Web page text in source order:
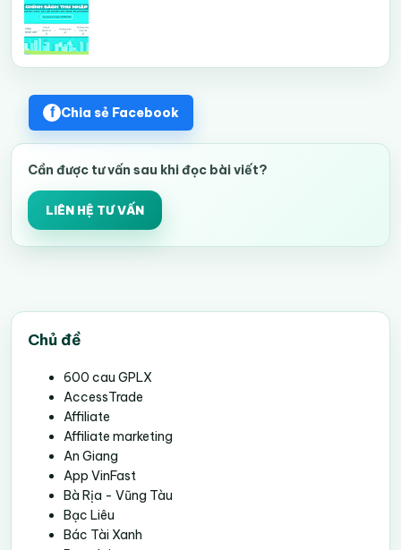
Chia sẻ Facebook
Cần được tư vấn sau khi đọc bài viết?
LIÊN HỆ TƯ VẤN
Chủ đề
600 cau GPLX
AccessTrade
Affiliate
Affiliate marketing
An Giang
App VinFast
Bà Rịa - Vũng Tàu
Bạc Liêu
Bác Tài Xanh